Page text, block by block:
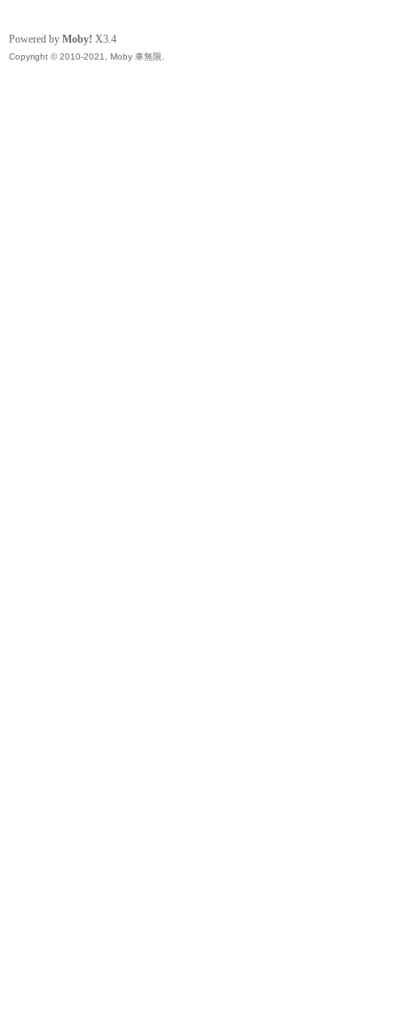
Powered by Moby! X3.4
Copyright © 2010-2021, Moby 車無限.